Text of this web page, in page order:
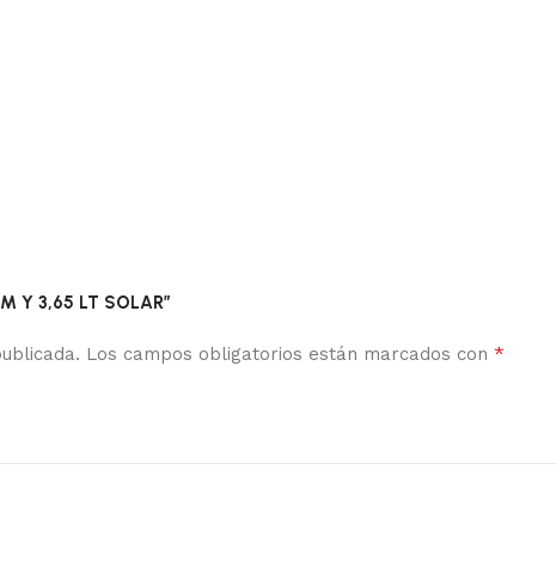
Y 3,65 LT SOLAR”
Los campos obligatorios están marcados con *